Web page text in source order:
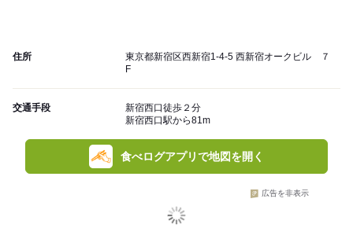
住所
東京都新宿区西新宿1-4-5 西新宿オークビル ７
F
交通手段
新宿西口徒歩２分
新宿西口駅から81m
食べログアプリで地図を開く
広告を非表示